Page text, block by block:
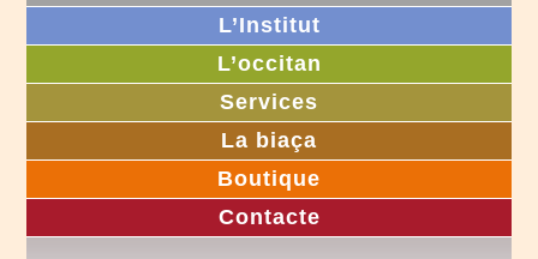
L’Institut
L’occitan
Services
La biaça
Boutique
Contacte